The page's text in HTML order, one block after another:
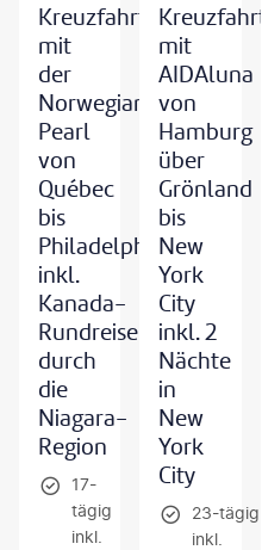
Kreuzfahrt
mit
der
Norwegian
Pearl
von
Québec
bis
Philadelphia
inkl.
Kanada-
Rundreise
durch
die
Niagara-
Region
17-
tägig
inkl.
Kreuzfahrt
mit
AIDAluna
von
Hamburg
über
Grönland
bis
New
York
City
inkl. 2
Nächte
in
New
York
City
23-tägig
inkl.